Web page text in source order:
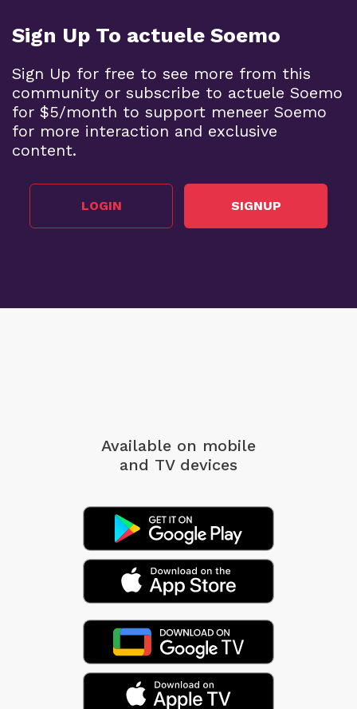
Sign Up To actuele Soemo
Sign Up for free to see more from this
community or subscribe to actuele Soemo
for $5/month to support meneer Soemo
for more interaction and exclusive
content.
LOGIN SIGNUP
Available on mobile
and TV devices